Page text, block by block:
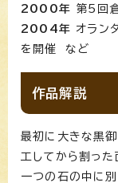
2000年 第5回
2004年 オラン
を開催 など
作品解説
最初に大きな黒
工してから割った
一つの石の中に